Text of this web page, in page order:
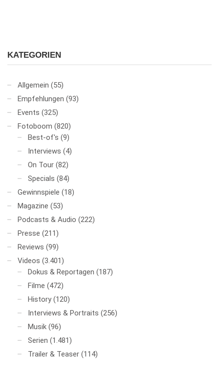
KATEGORIEN
Allgemein (55)
Empfehlungen (93)
Events (325)
Fotoboom (820)
Best-of's (9)
Interviews (4)
On Tour (82)
Specials (84)
Gewinnspiele (18)
Magazine (53)
Podcasts & Audio (222)
Presse (211)
Reviews (99)
Videos (3.401)
Dokus & Reportagen (187)
Filme (472)
History (120)
Interviews & Portraits (256)
Musik (96)
Serien (1.481)
Trailer & Teaser (114)